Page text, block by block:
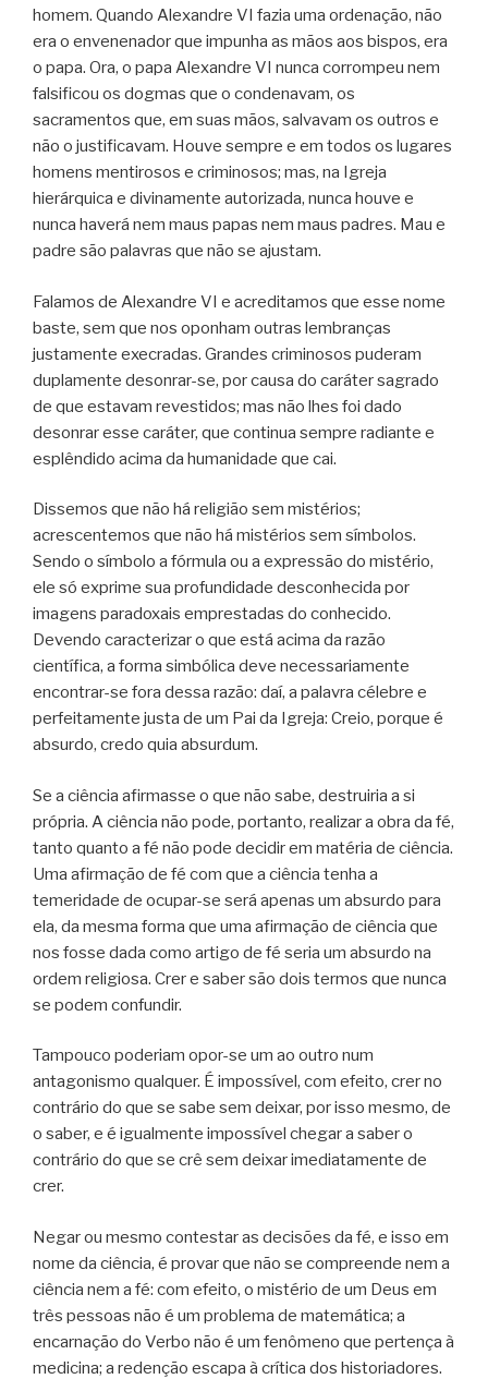
homem. Quando Alexandre VI fazia uma ordenação, não
era o envenenador que impunha as mãos aos bispos, era
o papa. Ora, o papa Alexandre VI nunca corrompeu nem
falsificou os dogmas que o condenavam, os
sacramentos que, em suas mãos, salvavam os outros e
não o justificavam. Houve sempre e em todos os lugares
homens mentirosos e criminosos; mas, na Igreja
hierárquica e divinamente autorizada, nunca houve e
nunca haverá nem maus papas nem maus padres. Mau e
padre são palavras que não se ajustam.
Falamos de Alexandre VI e acreditamos que esse nome
baste, sem que nos oponham outras lembranças
justamente execradas. Grandes criminosos puderam
duplamente desonrar-se, por causa do caráter sagrado
de que estavam revestidos; mas não lhes foi dado
desonrar esse caráter, que continua sempre radiante e
esplêndido acima da humanidade que cai.
Dissemos que não há religião sem mistérios;
acrescentemos que não há mistérios sem símbolos.
Sendo o símbolo a fórmula ou a expressão do mistério,
ele só exprime sua profundidade desconhecida por
imagens paradoxais emprestadas do conhecido.
Devendo caracterizar o que está acima da razão
científica, a forma simbólica deve necessariamente
encontrar-se fora dessa razão: daí, a palavra célebre e
perfeitamente justa de um Pai da Igreja: Creio, porque é
absurdo, credo quia absurdum.
Se a ciência afirmasse o que não sabe, destruiria a si
própria. A ciência não pode, portanto, realizar a obra da fé,
tanto quanto a fé não pode decidir em matéria de ciência.
Uma afirmação de fé com que a ciência tenha a
temeridade de ocupar-se será apenas um absurdo para
ela, da mesma forma que uma afirmação de ciência que
nos fosse dada como artigo de fé seria um absurdo na
ordem religiosa. Crer e saber são dois termos que nunca
se podem confundir.
Tampouco poderiam opor-se um ao outro num
antagonismo qualquer. É impossível, com efeito, crer no
contrário do que se sabe sem deixar, por isso mesmo, de
o saber, e é igualmente impossível chegar a saber o
contrário do que se crê sem deixar imediatamente de
crer.
Negar ou mesmo contestar as decisões da fé, e isso em
nome da ciência, é provar que não se compreende nem a
ciência nem a fé: com efeito, o mistério de um Deus em
três pessoas não é um problema de matemática; a
encarnação do Verbo não é um fenômeno que pertença à
medicina; a redenção escapa à crítica dos historiadores.